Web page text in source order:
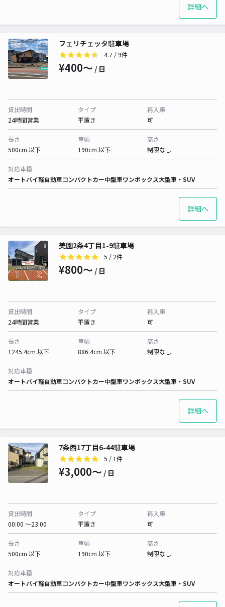
詳細へ
フェリチェッタ駐車場
4.7 / 9件
¥400〜 / 日
貸出時間
24時間営業
タイプ
平置き
再入庫
可
長さ
500cm 以下
車幅
190cm 以下
高さ
制限なし
対応車種
オートバイ軽自動車コンパクトカー中型車ワンボックス大型車・SUV
詳細へ
美園2条4丁目1-9駐車場
5 / 2件
¥800〜 / 日
貸出時間
24時間営業
タイプ
平置き
再入庫
可
長さ
1245.4cm 以下
車幅
886.4cm 以下
高さ
制限なし
対応車種
オートバイ軽自動車コンパクトカー中型車ワンボックス大型車・SUV
詳細へ
7条西17丁目6-44駐車場
5 / 1件
¥3,000〜 / 日
貸出時間
00:00 〜23:00
タイプ
平置き
再入庫
可
長さ
500cm 以下
車幅
190cm 以下
高さ
制限なし
対応車種
オートバイ軽自動車コンパクトカー中型車ワンボックス大型車・SUV